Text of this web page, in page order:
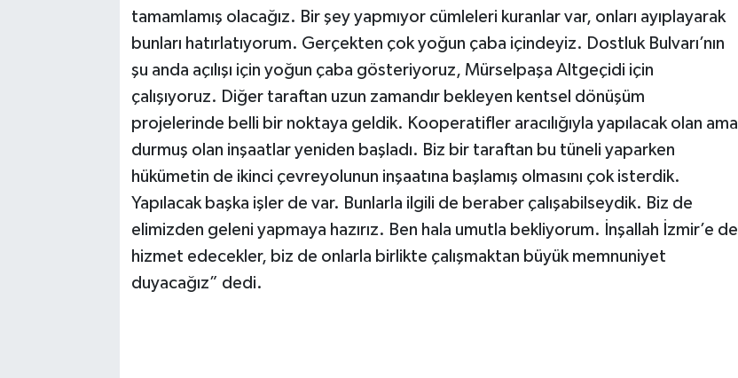
tamamlamış olacağız. Bir şey yapmıyor cümleleri kuranlar var, onları ayıplayarak
bunları hatırlatıyorum. Gerçekten çok yoğun çaba içindeyiz. Dostluk Bulvarı’nın
şu anda açılışı için yoğun çaba gösteriyoruz, Mürselpaşa Altgeçidi için
çalışıyoruz. Diğer taraftan uzun zamandır bekleyen kentsel dönüşüm
projelerinde belli bir noktaya geldik. Kooperatifler aracılığıyla yapılacak olan ama
durmuş olan inşaatlar yeniden başladı. Biz bir taraftan bu tüneli yaparken
hükümetin de ikinci çevreyolunun inşaatına başlamış olmasını çok isterdik.
Yapılacak başka işler de var. Bunlarla ilgili de beraber çalışabilseydik. Biz de
elimizden geleni yapmaya hazırız. Ben hala umutla bekliyorum. İnşallah İzmir’e de
hizmet edecekler, biz de onlarla birlikte çalışmaktan büyük memnuniyet
duyacağız” dedi.